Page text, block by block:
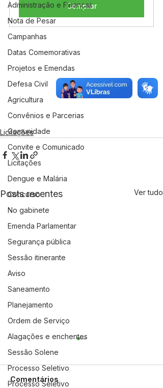
Administração e Finanças
Nota de Pesar
Campanhas
Datas Comemorativas
Projetos e Emendas
Defesa Civil
Agricultura
Convênios e Parcerias
Comunidade
Convite e Comunicado
Licitações
Dengue e Malária
Concurso
No gabinete
Emenda Parlamentar
Segurança pública
Sessão itinerante
Aviso
Saneamento
Planejamento
Ordem de Serviço
Alagações e enchentes
Sessão Solene
Processo Seletivo
Processo Seletivo
Comprar
Licitações
Posts recentes Ver tudo
Comentários